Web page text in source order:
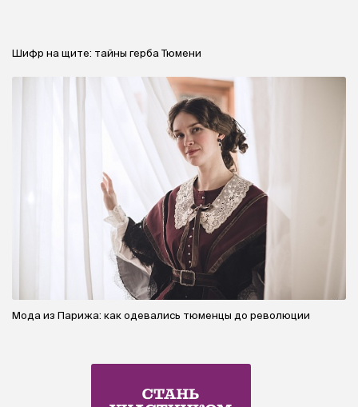
Шифр на щите: тайны герба Тюмени
Мода из Парижа: как одевались тюменцы до революции